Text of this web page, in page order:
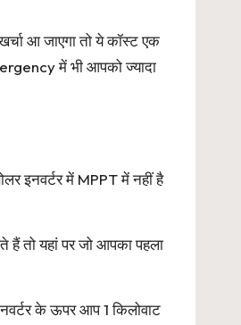
आ जाएगा तो ये कॉस्ट एक
में भी आपको ज्यादा
इनवर्टर में MPPT में नहीं है
तो यहां पर जो आपका पहला
के ऊपर आप 1 किलोवाट